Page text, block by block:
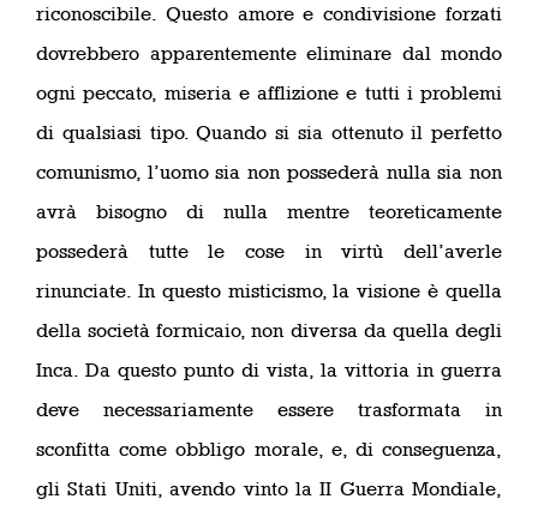
riconoscibile. Questo amore e condivisione forzati
dovrebbero apparentemente eliminare dal mondo
ogni peccato, miseria e afflizione e tutti i problemi
di qualsiasi tipo. Quando si sia ottenuto il perfetto
comunismo, l’uomo sia non possederà nulla sia non
avrà bisogno di nulla mentre teoreticamente
possederà tutte le cose in virtù dell’averle
rinunciate. In questo misticismo, la visione è quella
della società formicaio, non diversa da quella degli
Inca. Da questo punto di vista, la vittoria in guerra
deve necessariamente essere trasformata in
sconfitta come obbligo morale, e, di conseguenza,
gli Stati Uniti, avendo vinto la II Guerra Mondiale,